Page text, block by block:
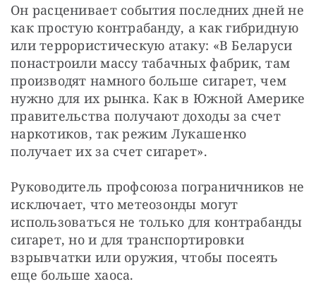
Он расценивает события последних дней не
как простую контрабанду, а как гибридную
или террористическую атаку: «В Беларуси
понастроили массу табачных фабрик, там
производят намного больше сигарет, чем
нужно для их рынка. Как в Южной Америке
правительства получают доходы за счет
наркотиков, так режим Лукашенко
получает их за счет сигарет».
Руководитель профсоюза пограничников не
исключает, что метеозонды могут
использоваться не только для контрабанды
сигарет, но и для транспортировки
взрывчатки или оружия, чтобы посеять
еще больше хаоса.